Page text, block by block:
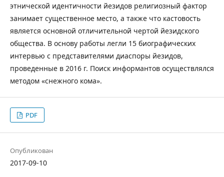
этнической идентичности йезидов религиозный фактор
занимает существенное место, а также что кастовость
является основной отличительной чертой йезидского
общества. В основу работы легли 15 биографических
интервью с представителями диаспоры йезидов,
проведенные в 2016 г. Поиск информантов осуществлялся
методом «снежного кома».
PDF
Опубликован
2017-09-10